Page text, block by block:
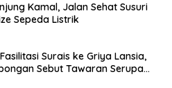
Kamal, Jalan Sehat Susuri
Sepeda Listrik
Surais ke Griya Lansia,
Sebut Tawaran Serupa